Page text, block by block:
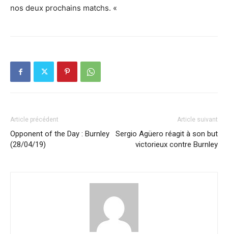
nos deux prochains matchs. «
Article précédent
Opponent of the Day : Burnley
(28/04/19)
Article suivant
Sergio Agüero réagit à son but
victorieux contre Burnley